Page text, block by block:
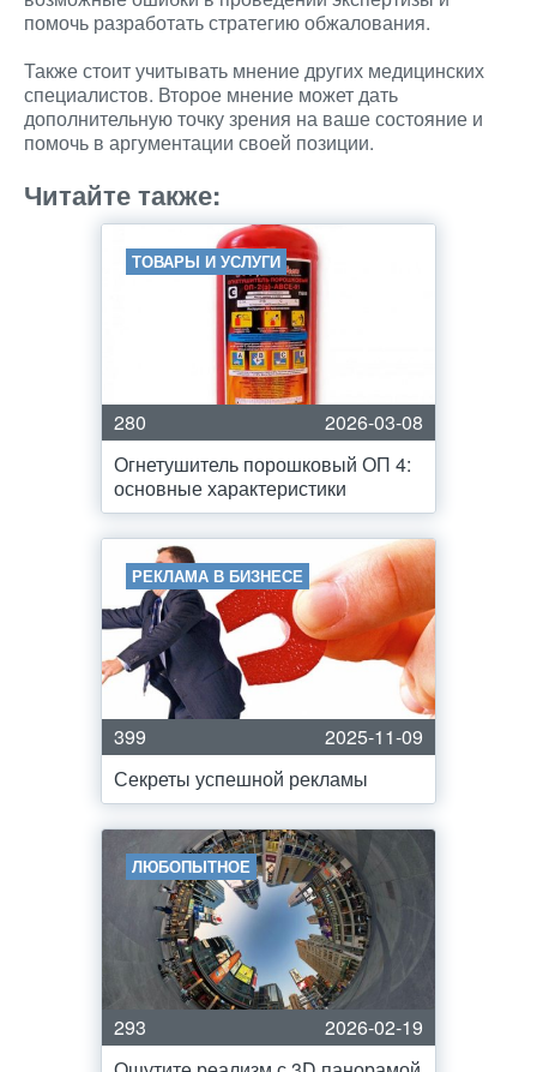
помочь разработать стратегию обжалования.
Также стоит учитывать мнение других медицинских
специалистов. Второе мнение может дать
дополнительную точку зрения на ваше состояние и
помочь в аргументации своей позиции.
Читайте также:
ТОВАРЫ И УСЛУГИ
280
2026-03-08
Огнетушитель порошковый ОП 4:
основные характеристики
РЕКЛАМА В БИЗНЕСЕ
399
2025-11-09
Секреты успешной рекламы
ЛЮБОПЫТНОЕ
293
2026-02-19